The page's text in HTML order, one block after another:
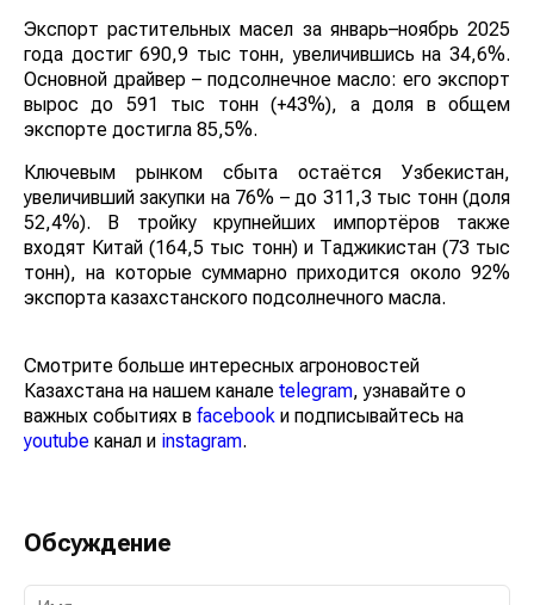
Экспорт растительных масел за январь–ноябрь 2025
года достиг 690,9 тыс тонн, увеличившись на 34,6%.
Основной драйвер – подсолнечное масло: его экспорт
вырос до 591 тыс тонн (+43%), а доля в общем
экспорте достигла 85,5%.
Ключевым рынком сбыта остаётся Узбекистан,
увеличивший закупки на 76% – до 311,3 тыс тонн (доля
52,4%). В тройку крупнейших импортёров также
входят Китай (164,5 тыс тонн) и Таджикистан (73 тыс
тонн), на которые суммарно приходится около 92%
экспорта казахстанского подсолнечного масла.
Смотрите больше интересных агроновостей
Казахстана на нашем канале telegram, узнавайте о
важных событиях в facebook и подписывайтесь на
youtube канал и instagram.
Обсуждение